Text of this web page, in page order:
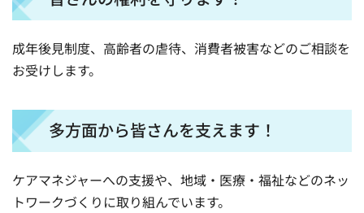
成年後見制度、高齢者の虐待、消費者被害などのご相談を
お受けします。
多方面から皆さんを支えます！
ケアマネジャーへの支援や、地域・医療・福祉などのネッ
トワークづくりに取り組んでいます。